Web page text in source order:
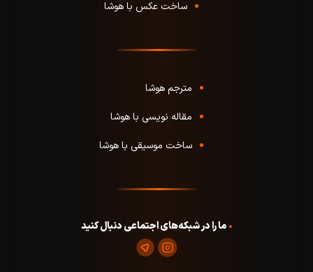
ساخت عکس با هوشا
مترجم هوشا
مقاله نویسی با هوشا
ساخت موسیقی با هوشا
ما را در شبکه‌های اجتماعی دنبال کنید